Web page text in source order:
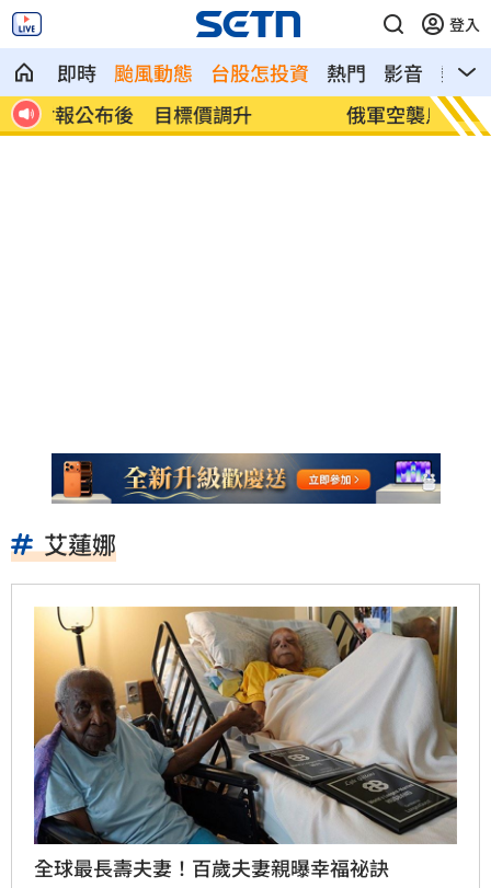
登入
即時 颱風動態 台股怎投資 熱門 影音
熱搜
俄軍空襲烏克蘭首都基輔及周邊 4人喪命 費仔
注
艾蓮娜
全球最長壽夫妻！百歲夫妻親曝幸福祕訣